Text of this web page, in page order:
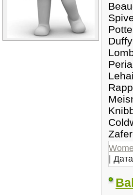
Duffy
|